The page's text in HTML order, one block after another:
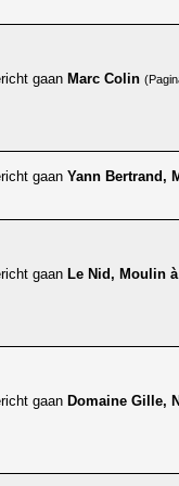
Marc Colin
Yann Bertrand,
Le Nid, Moulin
Domaine Gille,